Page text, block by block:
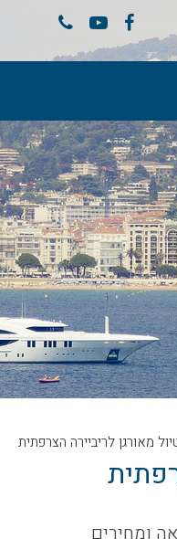
מאורגן לריביירה הצרפתית
ומחירים